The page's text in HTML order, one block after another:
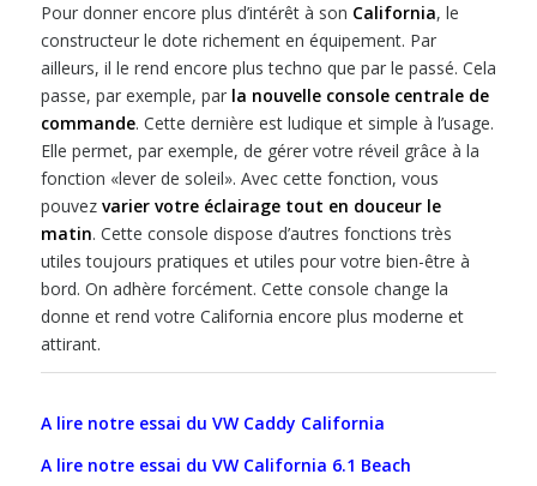
Pour donner encore plus d’intérêt à son California, le
constructeur le dote richement en équipement. Par
ailleurs, il le rend encore plus techno que par le passé. Cela
passe, par exemple, par la nouvelle console centrale de
commande. Cette dernière est ludique et simple à l’usage.
Elle permet, par exemple, de gérer votre réveil grâce à la
fonction «lever de soleil». Avec cette fonction, vous
pouvez varier votre éclairage tout en douceur le
matin. Cette console dispose d’autres fonctions très
utiles toujours pratiques et utiles pour votre bien-être à
bord. On adhère forcément. Cette console change la
donne et rend votre California encore plus moderne et
attirant.
A lire notre essai du VW Caddy California
A lire notre essai du VW California 6.1 Beach